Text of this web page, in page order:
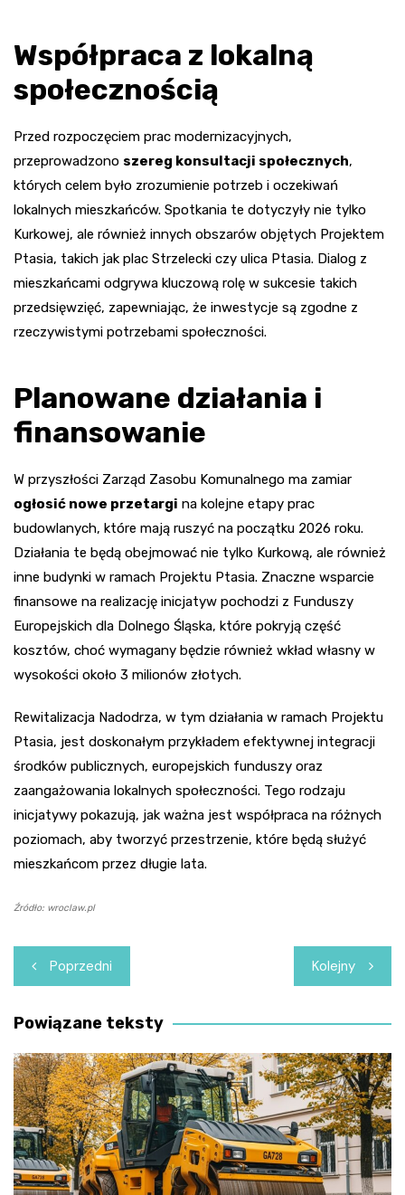
Współpraca z lokalną
społecznością
Przed rozpoczęciem prac modernizacyjnych,
przeprowadzono szereg konsultacji społecznych,
których celem było zrozumienie potrzeb i oczekiwań
lokalnych mieszkańców. Spotkania te dotyczyły nie tylko
Kurkowej, ale również innych obszarów objętych Projektem
Ptasia, takich jak plac Strzelecki czy ulica Ptasia. Dialog z
mieszkańcami odgrywa kluczową rolę w sukcesie takich
przedsięwzięć, zapewniając, że inwestycje są zgodne z
rzeczywistymi potrzebami społeczności.
Planowane działania i
finansowanie
W przyszłości Zarząd Zasobu Komunalnego ma zamiar
ogłosić nowe przetargi na kolejne etapy prac
budowlanych, które mają ruszyć na początku 2026 roku.
Działania te będą obejmować nie tylko Kurkową, ale również
inne budynki w ramach Projektu Ptasia. Znaczne wsparcie
finansowe na realizację inicjatyw pochodzi z Funduszy
Europejskich dla Dolnego Śląska, które pokryją część
kosztów, choć wymagany będzie również wkład własny w
wysokości około 3 milionów złotych.
Rewitalizacja Nadodrza, w tym działania w ramach Projektu
Ptasia, jest doskonałym przykładem efektywnej integracji
środków publicznych, europejskich funduszy oraz
zaangażowania lokalnych społeczności. Tego rodzaju
inicjatywy pokazują, jak ważna jest współpraca na różnych
poziomach, aby tworzyć przestrzenie, które będą służyć
mieszkańcom przez długie lata.
Źródło: wroclaw.pl
Nawigacja
wpisu
Poprzedni Kolejny
Powiązane teksty